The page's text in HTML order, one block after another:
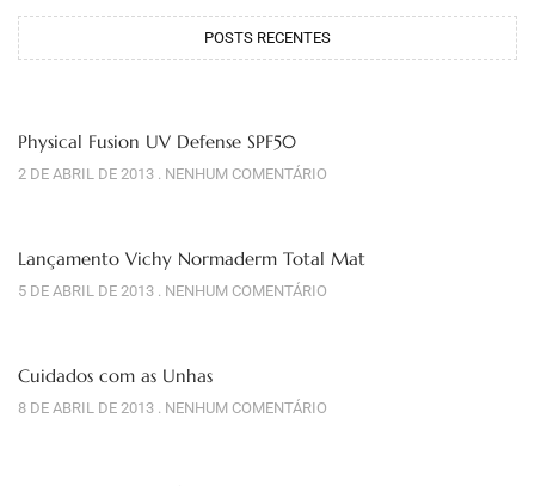
POSTS RECENTES
Physical Fusion UV Defense SPF50
2 DE ABRIL DE 2013 NENHUM COMENTÁRIO
Lançamento Vichy Normaderm Total Mat
5 DE ABRIL DE 2013 NENHUM COMENTÁRIO
Cuidados com as Unhas
8 DE ABRIL DE 2013 NENHUM COMENTÁRIO